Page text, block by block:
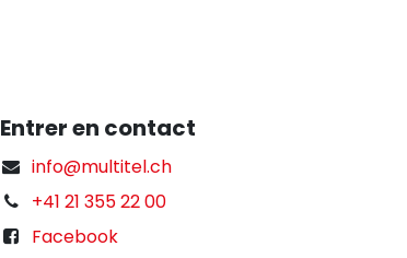
Entrer en contact
info@multitel.ch
+41 21 355 22 00
Facebook